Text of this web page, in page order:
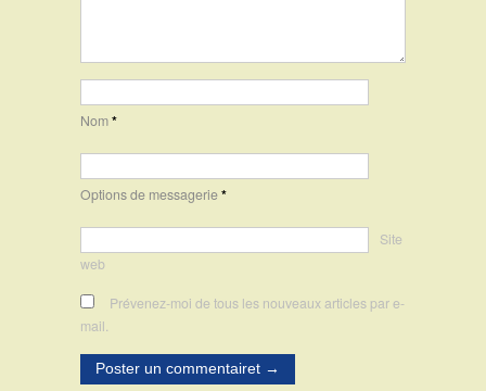
Nom*
Options de messagerie*
Site
web
Prévenez-moi de tous les nouveaux articles par e-
mail.